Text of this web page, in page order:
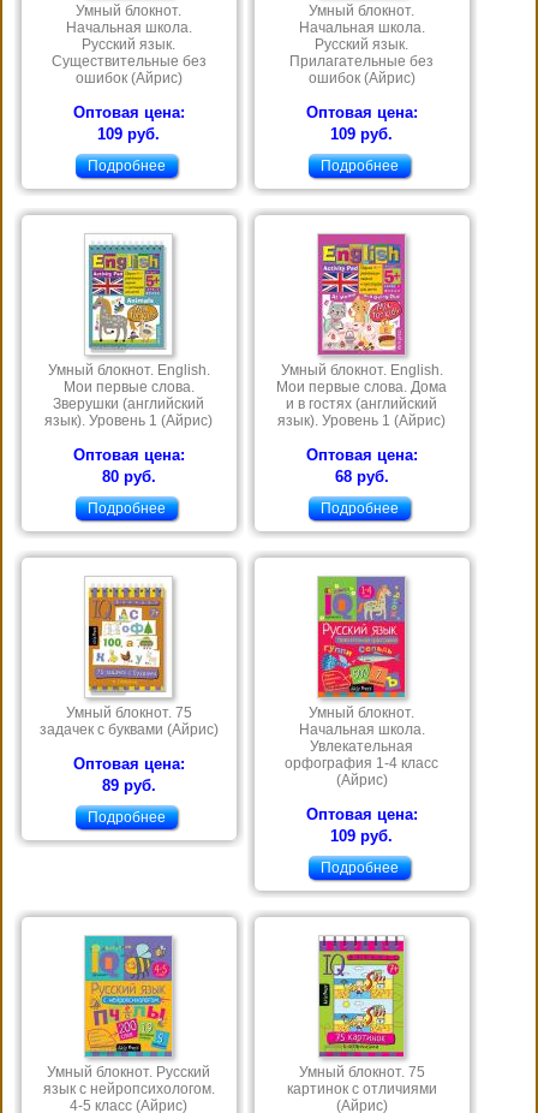
Умный блокнот.
Начальная школа.
Русский язык.
Существительные без
ошибок (Айрис)
Оптовая цена:
109 руб.
Подробнее
Умный блокнот.
Начальная школа.
Русский язык.
Прилагательные без
ошибок (Айрис)
Оптовая цена:
109 руб.
Подробнее
Умный блокнот. English.
Мои первые слова.
Зверушки (английский
язык). Уровень 1 (Айрис)
Оптовая цена:
80 руб.
Подробнее
Умный блокнот. English.
Мои первые слова. Дома
и в гостях (английский
язык). Уровень 1 (Айрис)
Оптовая цена:
68 руб.
Подробнее
Умный блокнот. 75
задачек с буквами (Айрис)
Оптовая цена:
89 руб.
Подробнее
Умный блокнот.
Начальная школа.
Увлекательная
орфография 1-4 класс
(Айрис)
Оптовая цена:
109 руб.
Подробнее
Умный блокнот. Русский
язык с нейропсихологом.
4-5 класс (Айрис)
Умный блокнот. 75
картинок с отличиями
(Айрис)